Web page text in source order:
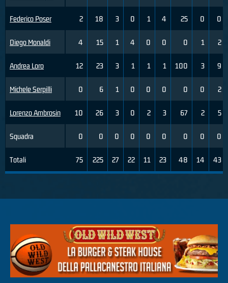
Federico Poser
Diego Monaldi
Andrea Loro
Michele Serpilli
Lorenzo Ambrosin
Squadra
Totali
2 18 3 0 1 4 25 0 0
4 15 1 4 0 0 0 1 2
12 23 3 1 1 1 100 3 9
0 6 1 0 0 0 0 0 2
10 26 3 0 2 3 67 2 5
0 0 0 0 0 0 0 0 0
75 225 27 22 11 23 48 14 43